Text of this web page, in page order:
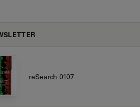
reSearch 0107